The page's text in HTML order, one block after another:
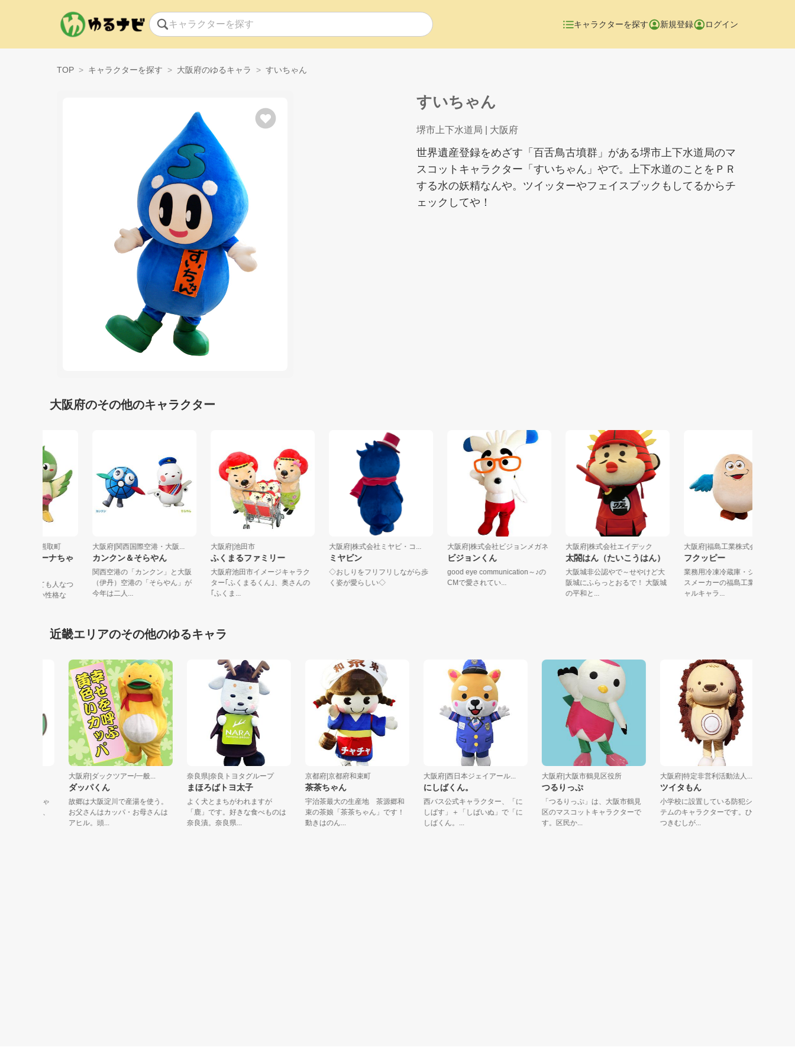
キャラクターを探す 新規登録 ログイン
TOP キャラクターを探す 大阪府のゆるキャラ すいちゃん
すいちゃん
堺市上下水道局 | 大阪府
世界遺産登録をめざす「百舌鳥古墳群」がある堺市上下水道局のマ
スコットキャラクター「すいちゃん」やで。上下水道のことをＰＲ
する水の妖精なんや。ツイッターやフェイスブックもしてるからチ
ェックしてや！
大阪府のその他のキャラクター
|大阪府泉南郡熊取町
ンプ君、メジーナちゃ
プ君は、とっても人なつ
、陽気で明るい性格な
大阪府|関西国際空港・大阪...
カンクン＆そらやん
関西空港の「カンクン」と大阪
（伊丹）空港の「そらやん」が
今年は二人...
大阪府|池田市
ふくまるファミリー
大阪府池田市イメージキャラク
ター｢ふくまるくん｣、奥さんの
｢ふくま...
大阪府|株式会社ミヤビ・コ...
ミヤビン
◇おしりをフリフリしながら歩
く姿が愛らしい◇
大阪府|株式会社ビジョンメガネ
ビジョンくん
good eye communication～♪の
CMで愛されてい...
大阪府|株式会社エイデック
太閤はん（たいこうはん）
大阪城非公認やで～せやけど大
阪城にふらっとおるで！ 大阪城
の平和と...
大阪府|福島工業株式会社
フクッピー
業務用冷凍冷蔵庫・ショーケ
スメーカーの福島工業オフィ
ャルキャラ...
近畿エリアのその他のゆるキャラ
大阪府|ダックツアー/一般...
ダッパくん
故郷は大阪淀川で産湯を使う。
お父さんはカッパ・お母さんは
アヒル。頭...
奈良県|奈良トヨタグループ
まほろばトヨ太子
よく犬とまちがわれますが
「鹿」です。好きな食べものは
奈良漬。奈良県...
京都府|京都府和束町
茶茶ちゃん
宇治茶最大の生産地 茶源郷和
束の茶娘「茶茶ちゃん」です！
動きはのん...
大阪府|西日本ジェイアール...
にしばくん。
西バス公式キャラクター、「に
しばす」＋「しばいぬ」で「に
しばくん。...
大阪府|大阪市鶴見区役所
つるりっぷ
「つるりっぷ」は、大阪市鶴見
区のマスコットキャラクターで
す。区民か...
大阪府|特定非営利活動法人...
ツイタもん
小学校に設置している防犯シス
テムのキャラクターです。ひっ
つきむしが...